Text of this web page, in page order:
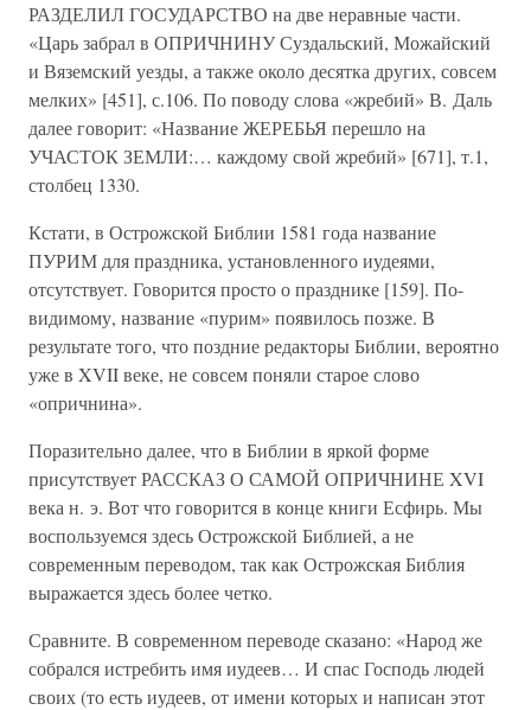
РАЗДЕЛИЛ ГОСУДАРСТВО на две неравные части.
«Царь забрал в ОПРИЧНИНУ Суздальский, Можайский
и Вяземский уезды, а также около десятка других, совсем
мелких» [451], с.106. По поводу слова «жребий» В. Даль
далее говорит: «Название ЖЕРЕБЬЯ перешло на
УЧАСТОК ЗЕМЛИ:… каждому свой жребий» [671], т.1,
столбец 1330.
Кстати, в Острожской Библии 1581 года название
ПУРИМ для праздника, установленного иудеями,
отсутствует. Говорится просто о празднике [159]. По-
видимому, название «пурим» появилось позже. В
результате того, что поздние редакторы Библии, вероятно
уже в XVII веке, не совсем поняли старое слово
«опричнина».
Поразительно далее, что в Библии в яркой форме
присутствует РАССКАЗ О САМОЙ ОПРИЧНИНЕ XVI
века н. э. Вот что говорится в конце книги Есфирь. Мы
воспользуемся здесь Острожской Библией, а не
современным переводом, так как Острожская Библия
выражается здесь более четко.
Сравните. В современном переводе сказано: «Народ же
собрался истребить имя иудеев… И спас Господь людей
своих (то есть иудеев, от имени которых и написан этот